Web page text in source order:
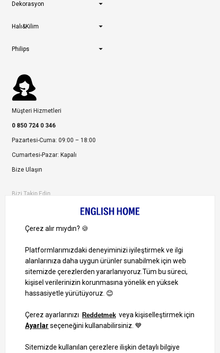
Dekorasyon
Halı&Kilim
Philips
Müşteri Hizmetleri
0 850 724 0 346
Pazartesi-Cuma: 09:00 – 18:00
Cumartesi-Pazar: Kapalı
Bize Ulaşın
Bizi Takip Edin
1000 TL ve Üzeri Alışverişlerinizde Kargo Bedava!
Bilgi Toplum Hizmetleri
KVKK Veri İşleme Politikamız